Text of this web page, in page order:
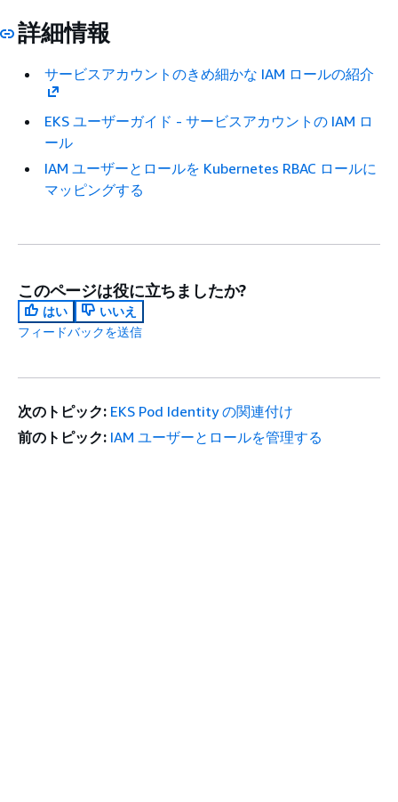
詳細情報
サービスアカウントのきめ細かな IAM ロールの紹介
EKS ユーザーガイド - サービスアカウントの IAM ロ
ール
IAM ユーザーとロールを Kubernetes RBAC ロールに
マッピングする
このページは役に立ちましたか?
はい
いいえ
フィードバックを送信
次のトピック: EKS Pod Identity の関連付け
前のトピック: IAM ユーザーとロールを管理する